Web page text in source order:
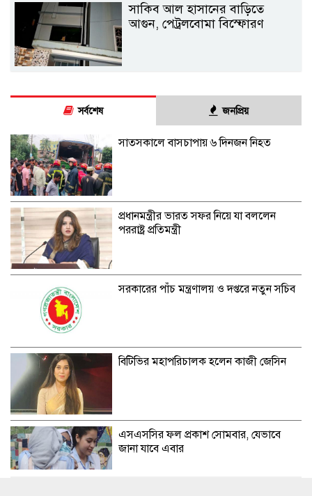
সাকিব আল হাসানের বাড়িতে
আগুন, পেট্রলবোমা বিস্ফোরণ
সর্বশেষ জনপ্রিয়
সাতসকালে বাসচাপায় ৬ দিনজন নিহত
প্রধানমন্ত্রীর ভারত সফর নিয়ে যা বললেন
পররাষ্ট্র প্রতিমন্ত্রী
সরকারের পাঁচ মন্ত্রণালয় ও দপ্তরে নতুন সচিব
বিটিভির মহাপরিচালক হলেন কাজী জেসিন
এসএসসির ফল প্রকাশ সোমবার, যেভাবে
জানা যাবে এবার